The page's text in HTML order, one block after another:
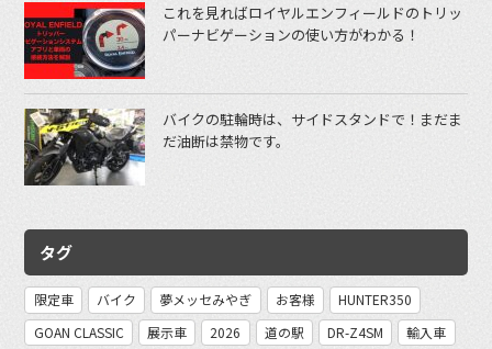
これを見ればロイヤルエンフィールドのトリッ
パーナビゲーションの使い方がわかる！
バイクの駐輪時は、サイドスタンドで！まだま
だ油断は禁物です。
タグ
限定車 バイク 夢メッセみやぎ お客様
HUNTER350
GOAN CLASSIC
展示車 2026 道の駅 DR-Z4SM
輸入車